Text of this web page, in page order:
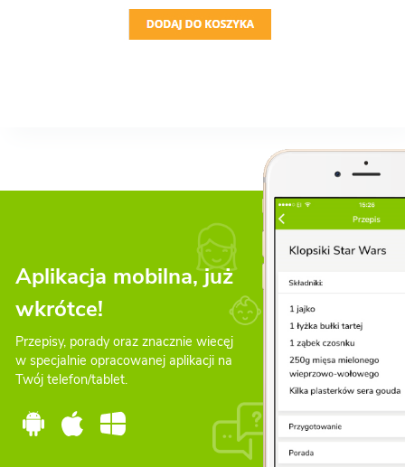
Aplikacja mobilna, już
wkrótce!
Przepisy, porady oraz znacznie wiecęj
w specjalnie opracowanej aplikacji na
Twój telefon/tablet.